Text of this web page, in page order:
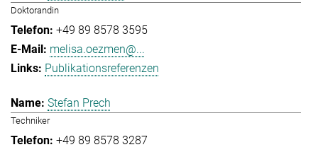
Doktorandin
+49 89 8578 3595
melisa.oezmen@...
Publikationsreferenzen
Stefan Prech
Techniker
+49 89 8578 3287